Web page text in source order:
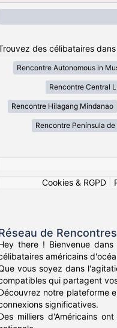
des célibataires
Rencontre Autonomous in
Rencontre Central
Rencontre Hilagang Mindanao
Rencontre Península
Cookies & RGPD|
de
there ! Bienvenue
américains
vous soyez dans
qui partagent
notre plateforme
significatives.
milliers d'Américains